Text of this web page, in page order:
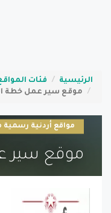
الرئيسية فئات
موقع سير عمل خطة
مواقع أردنية رسمية
موقع سير